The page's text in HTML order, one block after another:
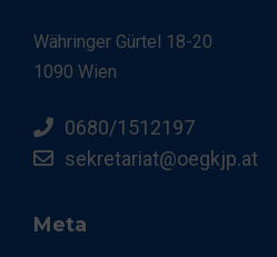
Währinger Gürtel 18-20
1090 Wien
0680/1512197
sekretariat@oegkjp.at
Meta